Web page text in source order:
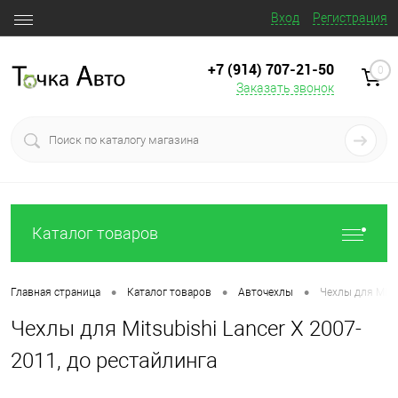
Вход Регистрация
+7 (914) 707‒21‒50
Заказать звонок
0
Каталог товаров
Главная страница • Каталог товаров • Авточехлы • Чехлы для
Чехлы для Mitsubishi Lancer X 2007-
2011, до рестайлинга